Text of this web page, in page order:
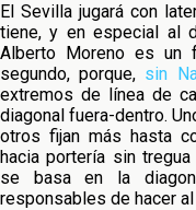
El Sevilla jugará con
tiene, y en especial al
Alberto Moreno es un
segundo, porque, sin
extremos de línea de
diagonal fuera-dentro.
otros fijan más hasta
hacia portería sin
se basa en la
responsables de hacer